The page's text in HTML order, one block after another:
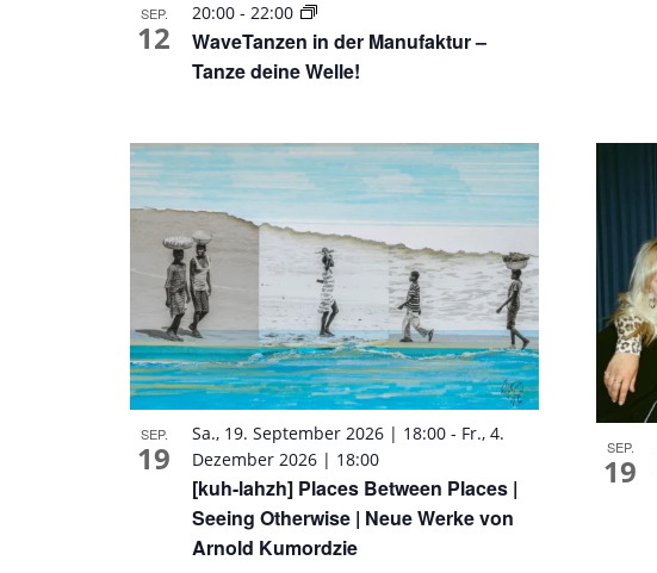
SEP.
12
WaveTanzen in der Manufaktur –
Tanze deine Welle!
20:00 - 22:00
SEP.
19
[kuh-lahzh] Places Between Places |
Seeing Otherwise | Neue Werke von
Arnold Kumordzie
Sa., 19. September 2026 | 18:00 - Fr., 4.
Dezember 2026 | 18:00
SEP.
19